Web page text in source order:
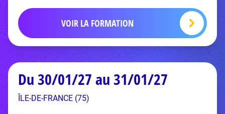
VOIR LA FORMATION
Du 30/01/27 au 31/01/27
ÎLE-DE-FRANCE (75)